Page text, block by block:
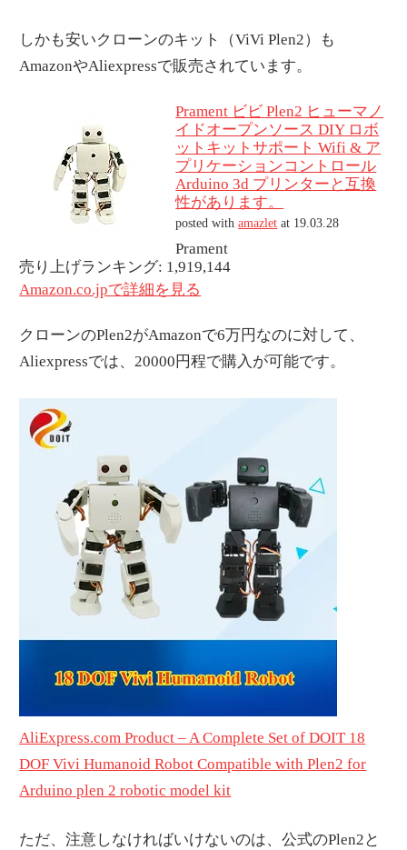
しかも安いクローンのキット（ViVi Plen2）も
AmazonやAliexpressで販売されています。
Prament ビビ Plen2 ヒューマノ
イドオープンソース DIY ロボ
ットキットサポート Wifi & ア
プリケーションコントロール
Arduino 3d プリンターと互換
性があります。
posted withamazlet at 19.03.28
Prament
売り上げランキング: 1,919,144
Amazon.co.jpで詳細を見る
クローンのPlen2がAmazonで6万円なのに対して、
Aliexpressでは、20000円程で購入が可能です。
AliExpress.com Product – A Complete Set of DOIT 18
DOF Vivi Humanoid Robot Compatible with Plen2 for
Arduino plen 2 robotic model kit
ただ、注意しなければいけないのは、公式のPlen2と